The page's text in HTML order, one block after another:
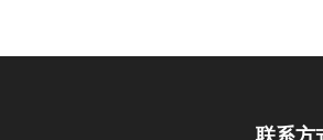
联系方